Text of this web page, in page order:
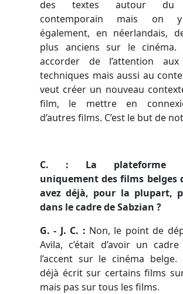
des textes autour du
contemporain mais on
également, en néerlandais,
plus anciens sur le cinéma.
accorder de l’attention aux
techniques mais aussi au
veut créer un nouveau
film, le mettre en
d’autres films. C’est le but de
C. : La plateforme
uniquement des films belges
avez déjà, pour la plupart,
dans le cadre de Sabzian ?
G. - J. C. : Non, le point de
Avila, c’était d’avoir un
l’accent sur le cinéma belge.
déjà écrit sur certains films
mais pas sur tous les films.